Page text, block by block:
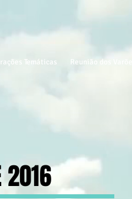
Temáticas Reunião dos Varões
2016